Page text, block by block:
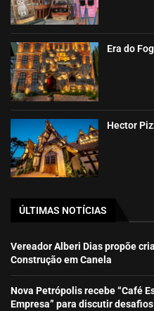
Era do
Hector
ÚLTIMAS NOTÍCIAS
Vereador Alberi Dias propõe
Construção em Canela
Nova Petrópolis recebe “Café
Empresa” para discutir